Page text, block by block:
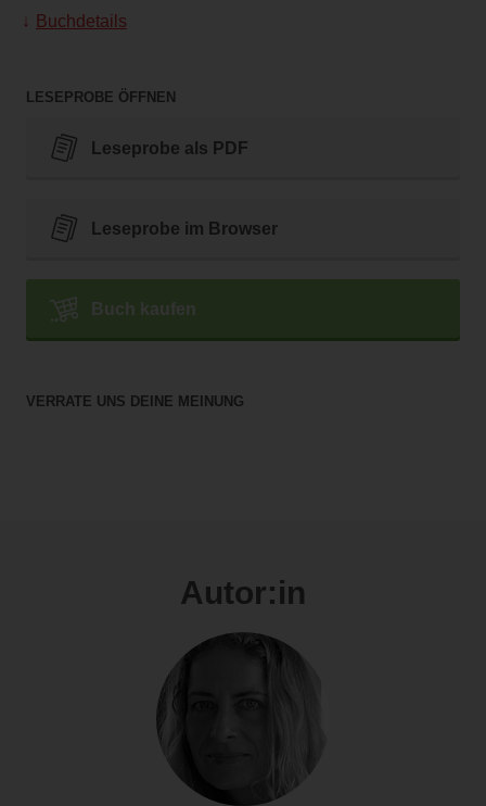
Buchdetails
LESEPROBE ÖFFNEN
Leseprobe als PDF
Leseprobe im Browser
Buch kaufen
VERRATE UNS DEINE MEINUNG
Autor:in